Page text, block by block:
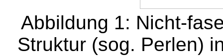
Abbildung 1: Nicht-
Struktur (sog. Perlen)